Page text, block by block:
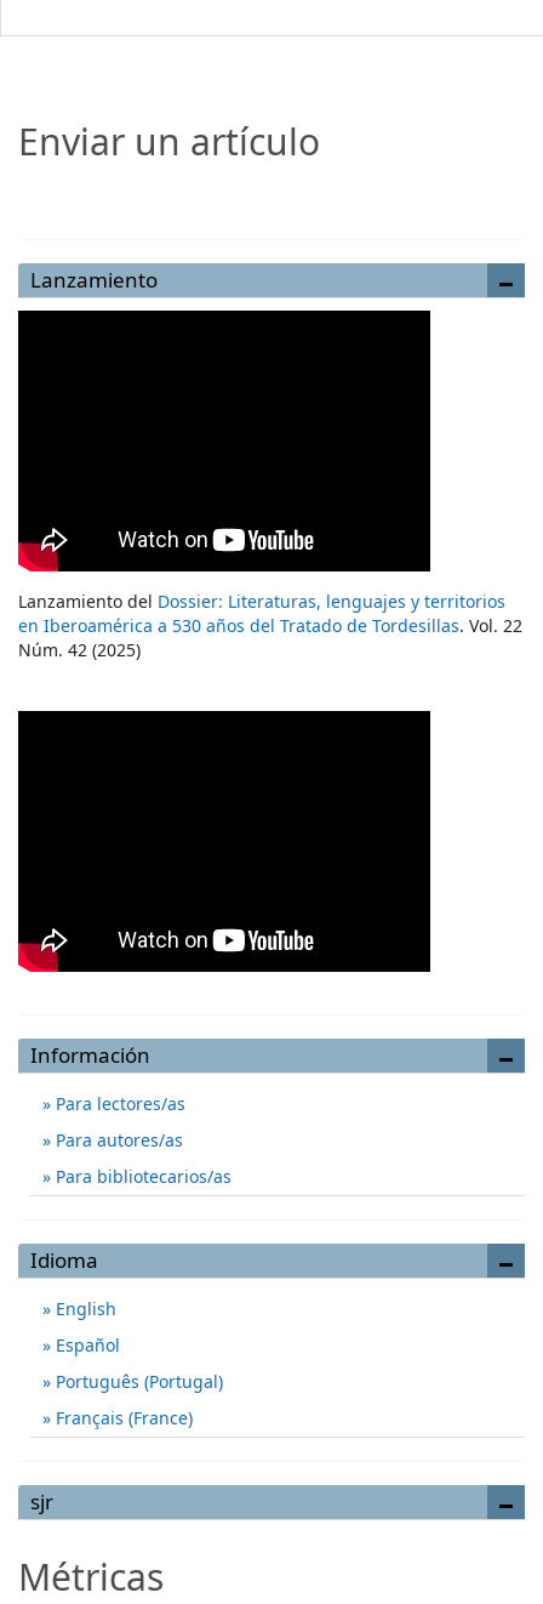
Enviar un artículo
Lanzamiento
Lanzamiento del Dossier: Literaturas, lenguajes y territorios
en Iberoamérica a 530 años del Tratado de Tordesillas. Vol. 22
Núm. 42 (2025)
Información
Para lectores/as
Para autores/as
Para bibliotecarios/as
Idioma
English
Español
Português (Portugal)
Français (France)
sjr
Métricas